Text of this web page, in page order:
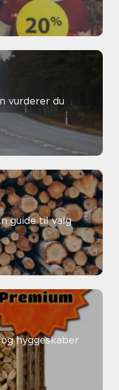
vurderer du
guide til valg
hyggeskaber